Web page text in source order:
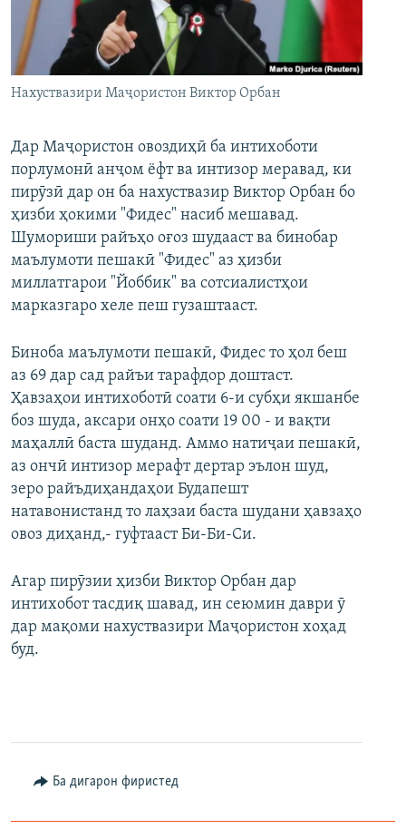
ГУЗОРИШҲОИ РАДИОӢ
Русский
Ҳамаи сомонаҳои RFE/RL
Нахуствазири Маҷористон Виктор Орбан
Дар Маҷористон овоздиҳӣ ба интихоботи
порлумонӣ анҷом ёфт ва интизор меравад, ки
пирӯзӣ дар он ба нахуствазир Виктор Орбан бо
ҳизби ҳокими "Фидес" насиб мешавад.
Шумориши райъҳо оғоз шудааст ва бинобар
маълумоти пешакӣ "Фидес" аз ҳизби
миллатгарои "Йоббик" ва сотсиалистҳои
марказгаро хеле пеш гузаштааст.
Биноба маълумоти пешакӣ, Фидес то ҳол беш
аз 69 дар сад райъи тарафдор доштаст.
Ҳавзаҳои интихоботӣ соати 6-и субҳи якшанбе
боз шуда, аксари онҳо соати 19 00 - и вақти
маҳаллӣ баста шуданд. Аммо натиҷаи пешакӣ,
аз ончӣ интизор мерафт дертар эълон шуд,
зеро райъдиҳандаҳои Будапешт
натавонистанд то лаҳзаи баста шудани ҳавзаҳо
овоз диҳанд,- гуфтааст Би-Би-Си.
Агар пирӯзии ҳизби Виктор Орбан дар
интихобот тасдиқ шавад, ин сеюмин даври ӯ
дар мақоми нахуствазири Маҷористон хоҳад
буд.
Ба дигарон фиристед